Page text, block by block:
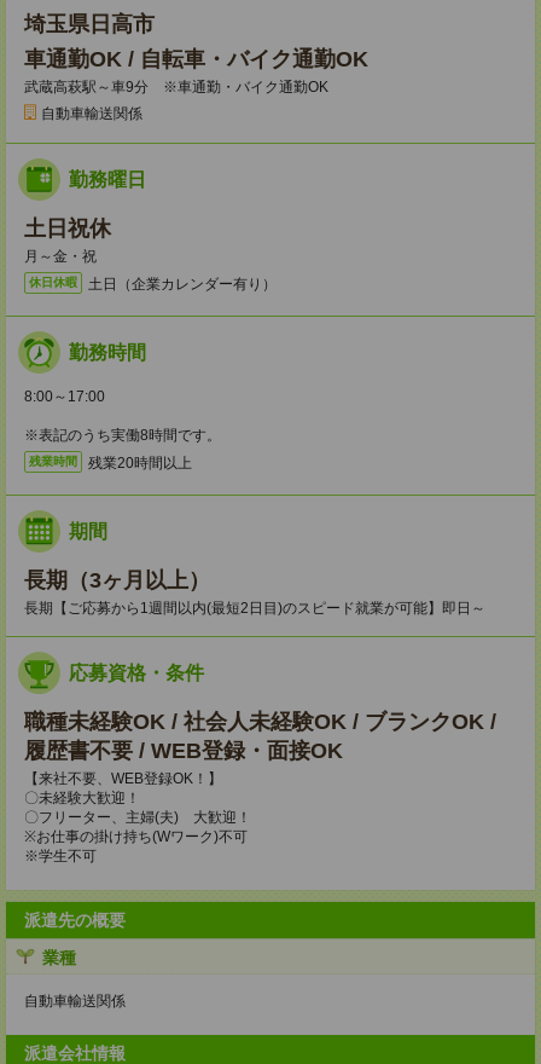
埼玉県日高市
車通勤OK / 自転車・バイク通勤OK
武蔵高萩駅～車9分 ※車通勤・バイク通勤OK
自動車輸送関係
勤務曜日
土日祝休
月～金・祝
休日休暇 土日（企業カレンダー有り）
勤務時間
8:00～17:00
※表記のうち実働8時間です。
残業時間 残業20時間以上
期間
長期（3ヶ月以上）
長期【ご応募から1週間以内(最短2日目)のスピード就業が可能】即日～
応募資格・条件
職種未経験OK / 社会人未経験OK / ブランクOK /
履歴書不要 / WEB登録・面接OK
【来社不要、WEB登録OK！】
〇未経験大歓迎！
〇フリーター、主婦(夫) 大歓迎！
※お仕事の掛け持ち(Wワーク)不可
※学生不可
派遣先の概要
業種
自動車輸送関係
派遣会社情報